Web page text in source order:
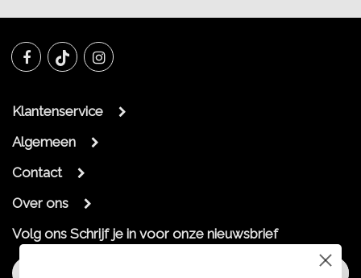
Klantenservice
Algemeen
Contact
Over ons
Volg ons Schrijf je in voor onze nieuwsbrief